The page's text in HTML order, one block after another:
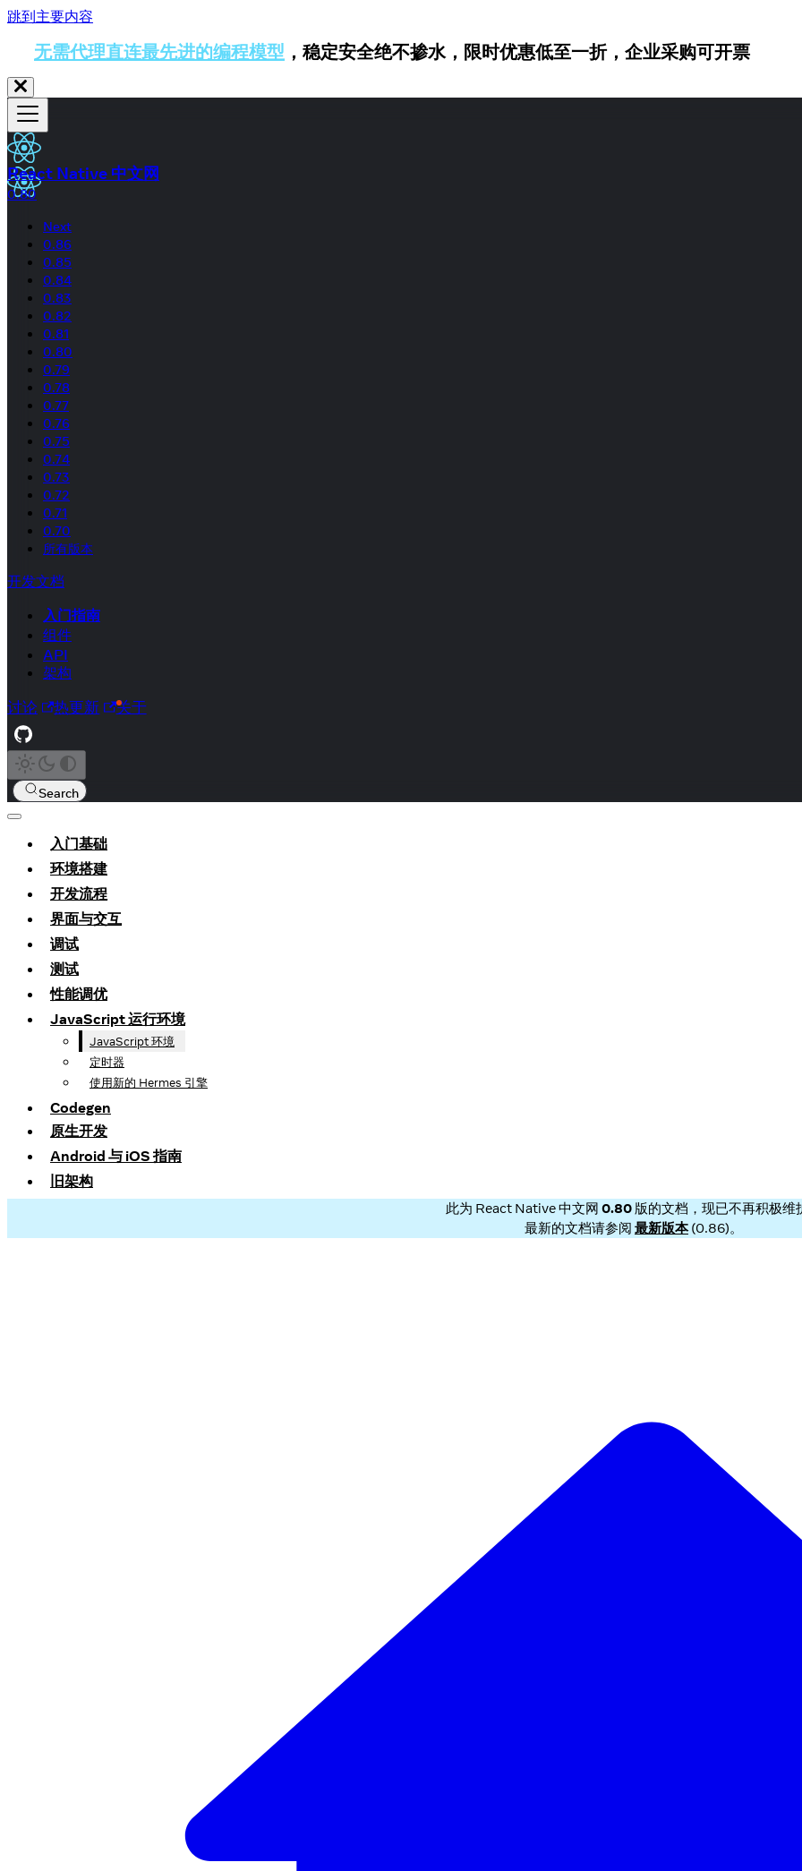
跳到主要内容
无需代理直连最先进的编程模型 ，稳定安全绝不掺水，限时优惠低至一折，企业采购可开票
React Native 中文网
0.80
Next
0.86
0.85
0.84
0.83
0.82
0.81
0.80
0.79
0.78
0.77
0.76
0.75
0.74
0.73
0.72
0.71
0.70
所有版本
开发文档
入门指南
组件
API
架构
讨论 热更新 关于
Search
入门基础
环境搭建
开发流程
界面与交互
调试
测试
性能调优
JavaScript 运行环境
JavaScript 环境
定时器
使用新的 Hermes 引擎
Codegen
原生开发
Android 与 iOS 指南
旧架构
此为 React Native 中文网 0.80版的文档，现已不再积极维
最新的文档请参阅 最新版本(0.86)。